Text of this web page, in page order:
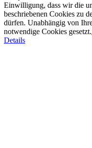
Einwilligung, dass wir die
beschriebenen Cookies zu
dürfen. Unabhängig von
notwendige Cookies gesetzt.
Details